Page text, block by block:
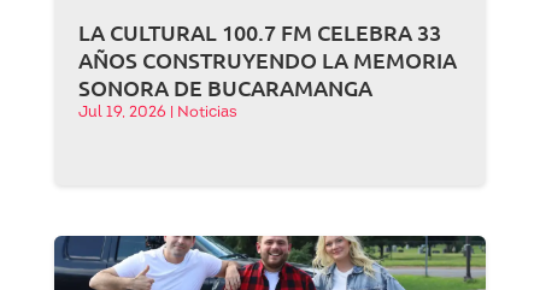
LA CULTURAL 100.7 FM CELEBRA 33
AÑOS CONSTRUYENDO LA MEMORIA
SONORA DE BUCARAMANGA
Jul 19, 2026 Noticias